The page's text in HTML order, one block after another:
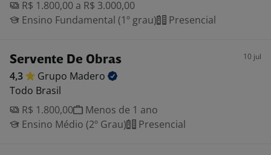
R$ 1.800,00 a R$ 3.000,00
Ensino Fundamental (1º grau)
Presencial
Servente De Obras 10 jul
4,3 Grupo Madero
Todo Brasil
R$ 1.800,00
Menos de 1 ano
Ensino Médio (2º Grau)
Presencial